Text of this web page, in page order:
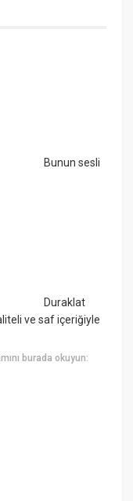
Bunun sesli
Duraklat
ve saf içeriğiyle
burada okuyun: